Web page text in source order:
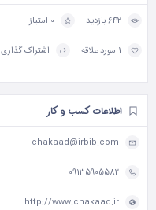
642 بازدید 0 امتیاز
1 مورد علاقه اشتراک گذاری
اطلاعات کسب و کار
chakaad@irbib.com
09135905582
http://www.chakaad.ir